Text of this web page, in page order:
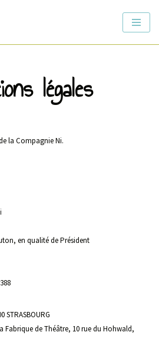
légales
la Compagnie Ni.
en qualité de Président
STRASBOURG
Fabrique de Théâtre, 10 rue du Hohwald,